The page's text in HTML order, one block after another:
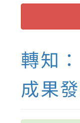
轉知
成果